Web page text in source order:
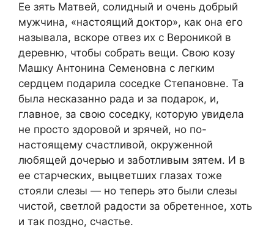
Ее зять Матвей, солидный и очень добрый
мужчина, «настоящий доктор», как она его
называла, вскоре отвез их с Вероникой в
деревню, чтобы собрать вещи. Свою козу
Машку Антонина Семеновна с легким
сердцем подарила соседке Степановне. Та
была несказанно рада и за подарок, и,
главное, за свою соседку, которую увидела
не просто здоровой и зрячей, но по-
настоящему счастливой, окруженной
любящей дочерью и заботливым зятем. И в
ее старческих, выцветших глазах тоже
стояли слезы — но теперь это были слезы
чистой, светлой радости за обретенное, хоть
и так поздно, счастье.